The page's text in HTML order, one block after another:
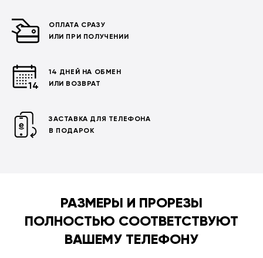
ОПЛАТА СРАЗУ
ИЛИ ПРИ ПОЛУЧЕНИИ
14 ДНЕЙ НА ОБМЕН
ИЛИ ВОЗВРАТ
ЗАСТАВКА ДЛЯ ТЕЛЕФОНА
В ПОДАРОК
РАЗМЕРЫ И ПРОРЕЗЫ
ПОЛНОСТЬЮ СООТВЕТСТВУЮТ
ВАШЕМУ ТЕЛЕФОНУ